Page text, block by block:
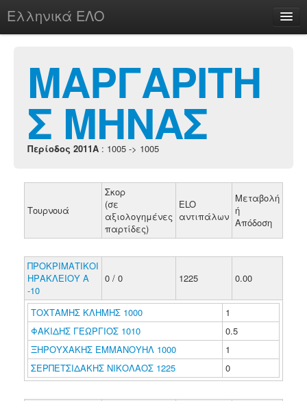
Ελληνικά ΕΛΟ
chesstu.be @ discord
Login
ΜΑΡΓΑΡΙΤΗ
Σ ΜΗΝΑΣ
Περίοδος 2011A : 1005 -> 1005
Τουρνουά
Σκορ
(σε
αξιολογημένες
παρτίδες)
ELO
αντιπάλων
Μεταβολή
ή
Απόδοση
ΠΡΟΚΡΙΜΑΤΙΚΟΙ
ΗΡΑΚΛΕΙΟΥ Α
-10
0 / 0 1225 0.00
ΤΟΧΤΑΜΗΣ ΚΛΗΜΗΣ 1000
1
ΦΑΚΙΔΗΣ ΓΕΩΡΓΙΟΣ 1010
0.5
ΞΗΡΟΥΧΑΚΗΣ ΕΜΜΑΝΟΥΗΛ 1000
1
ΣΕΡΠΕΤΣΙΔΑΚΗΣ ΝΙΚΟΛΑΟΣ 1225
0